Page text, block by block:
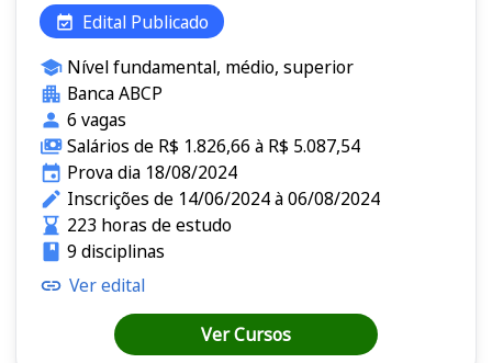
Edital Publicado
Nível fundamental, médio, superior
Banca ABCP
6 vagas
Salários de R$ 1.826,66 à R$ 5.087,54
Prova dia 18/08/2024
Inscrições de 14/06/2024 à 06/08/2024
223 horas de estudo
9 disciplinas
Ver edital
Ver Cursos